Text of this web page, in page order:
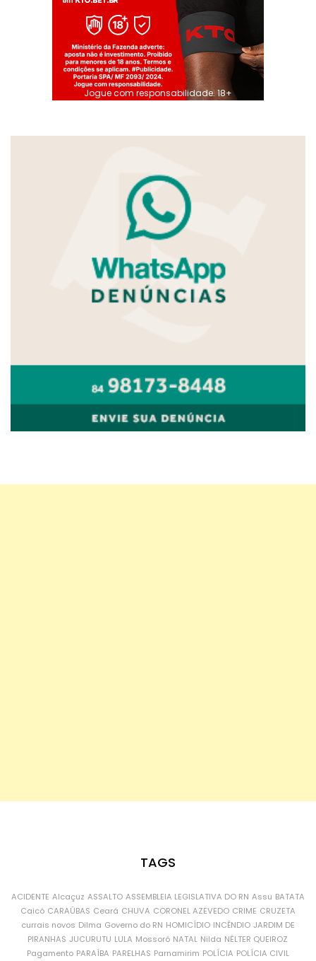
Jogue com responsabilidade. 18+
TAGS
ACIDENTE Alcaçuz ASSALTO ASSEMBLEIA LEGISLATIVA DO RN Assu BATATA
Caicó CARAÚBAS Ceará CHUVA CORONEL AZEVEDO CRIME CRUZETA
currais novos Dilma Governo do RN HOMICÍDIO INCÊNDIO JARDIM DE
PIRANHAS JUCURUTU LULA Mossoró NATAL Nilda NÉLTER QUEIROZ
Pagamento PARAÍBA PARELHAS Parnamirim POLÍCIA POLÍCIA CIVIL